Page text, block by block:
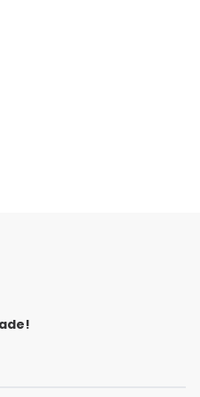
- Sobretudo (Cinza)